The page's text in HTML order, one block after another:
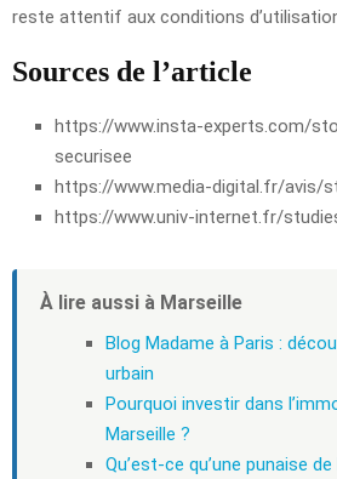
reste attentif aux conditions
Sources de l’article
https://www.insta-experts.com/
securisee
https://www.media-digital.fr/avis/
https://www.univ-internet.fr/
À lire aussi à Marseille
Blog Madame à Paris :
urbain
Pourquoi investir dans
Marseille ?
Qu’est-ce qu’une punaise